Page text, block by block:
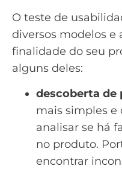
O teste de
diversos modelos e
finalidade do seu
alguns deles:
descoberta de
mais simples e
analisar se há
no produto.
encontrar